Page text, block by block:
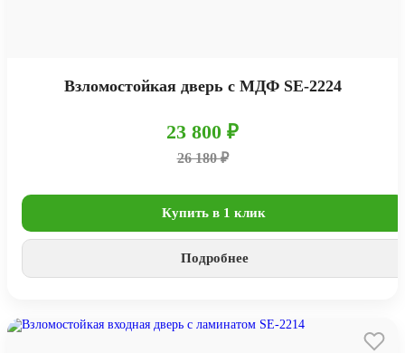
Взломостойкая дверь с МДФ SE-2224
23 800 ₽
26 180 ₽
Купить в 1 клик
Подробнее